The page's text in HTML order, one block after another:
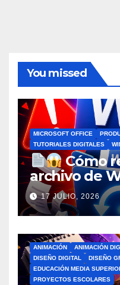
You missed
MICROSOFT OFFICE
TUTORIALES DIGITALES
Cómo
archivo de
guardado
pánico
17 JULIO, 2026
ANIMACIÓN ANIMACIÓN
DISEÑO DIGITAL
DISEÑO
EDUCACIÓN MEDIA
PROYECTOS ESCOLARES